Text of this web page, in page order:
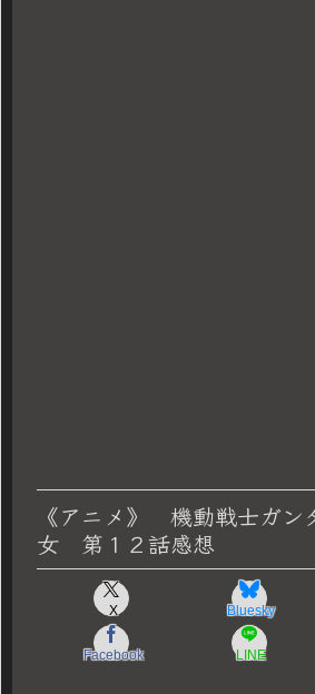
《アニメ》 機動戦士ガ
女 第１２話感想
X Bluesky
Facebook LINE